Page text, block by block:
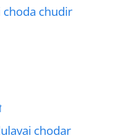
choda chudir
dulavai chodar